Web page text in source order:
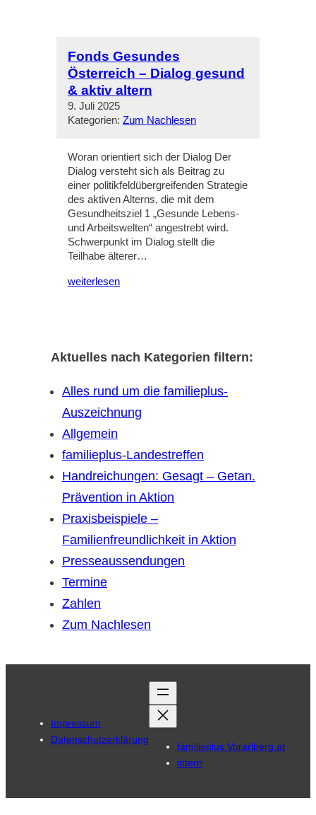
Fonds Gesundes
Österreich – Dialog gesund
& aktiv altern
9. Juli 2025
Kategorien: Zum Nachlesen
Woran orientiert sich der Dialog Der
Dialog versteht sich als Beitrag zu
einer politikfeldübergreifenden Strategie
des aktiven Alterns, die mit dem
Gesundheitsziel 1 „Gesunde Lebens-
und Arbeitswelten“ angestrebt wird.
Schwerpunkt im Dialog stellt die
Teilhabe älterer…
weiterlesen
Aktuelles nach Kategorien filtern:
Alles rund um die familieplus-
Auszeichnung
Allgemein
familieplus-Landestreffen
Handreichungen: Gesagt – Getan.
Prävention in Aktion
Praxisbeispiele –
Familienfreundlichkeit in Aktion
Presseaussendungen
Termine
Zahlen
Zum Nachlesen
Impressum
Datenschutzerklärung
familieplus Vorarlberg.at
intern